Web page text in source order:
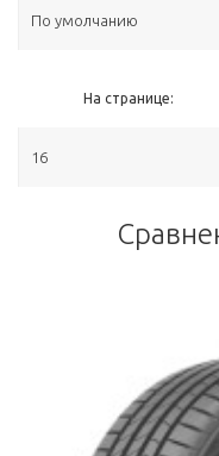
На странице: